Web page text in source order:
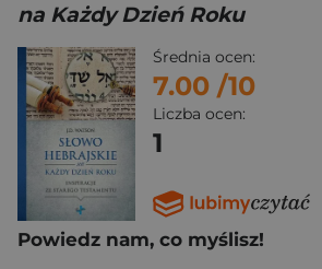
na Każdy Dzień Roku
Średnia ocen:
7.00 /10
Liczba ocen:
1
Powiedz nam, co myślisz!